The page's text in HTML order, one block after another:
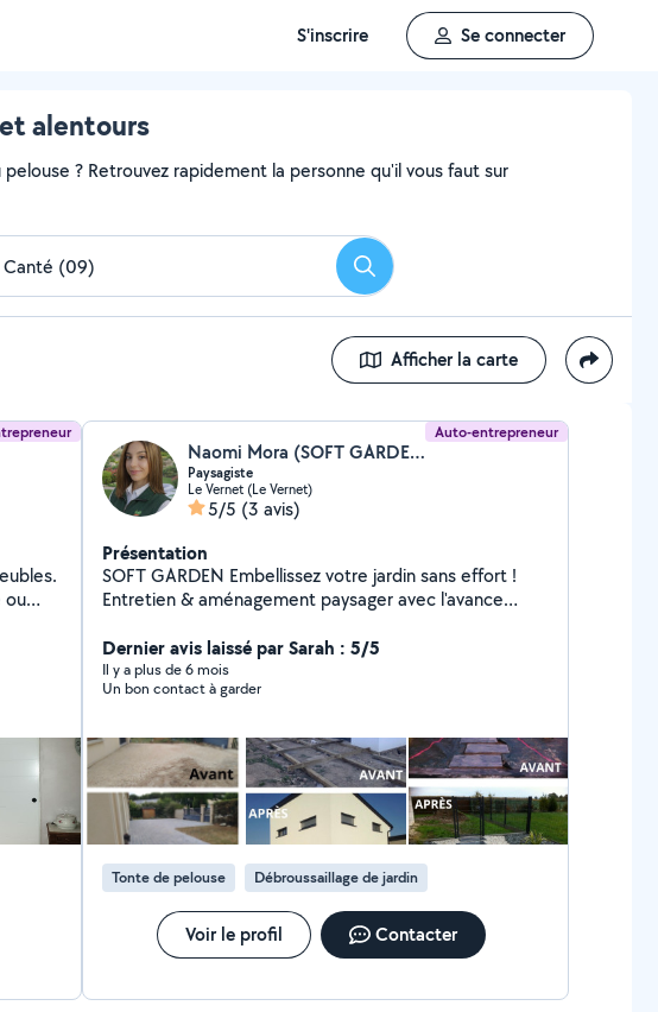
S'inscrire Se connecter
alentours
? Retrouvez rapidement la personne qu'il vous faut sur
Rechercher
Afficher la carte
ou
Auto-entrepreneur
Naomi Mora (SOFT GARDEN)
Paysagiste
Le Vernet (Le Vernet)
5/5 (3 avis)
Présentation
SOFT GARDEN Embellissez votre jardin sans effort !
Entretien & aménagement paysager avec l'avance
dès la facture.
Dernier avis laissé par Sarah : 5/5
Il y a plus de 6 mois
Un bon contact à garder
Tonte de pelouse Débroussaillage de jardin
Voir le profil Contacter